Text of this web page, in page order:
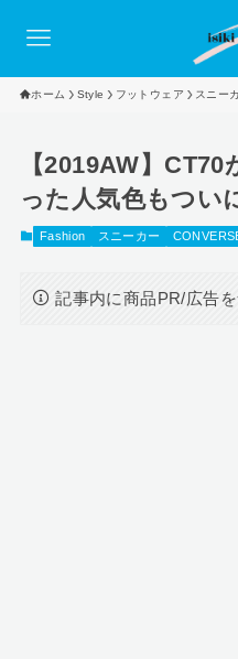
ホーム Style フットウェア スニー
【2019AW】
った人気色もつい
Fashion スニーカー
記事内に商品PR/広告